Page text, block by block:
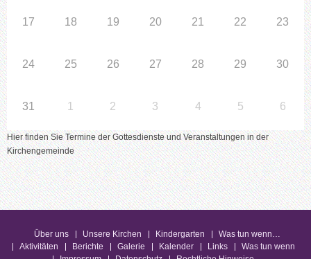
17 18 19 20 21 22 23
24 25 26 27 28 29 30
31 1 2 3 4 5 6
Hier finden Sie Termine der Gottesdienste und Veranstaltungen in der
Kirchengemeinde
Über uns Unsere Kirchen Kindergarten
Was tun wenn…
Aktivitäten
Berichte Galerie Kalender Links
Was tun wenn